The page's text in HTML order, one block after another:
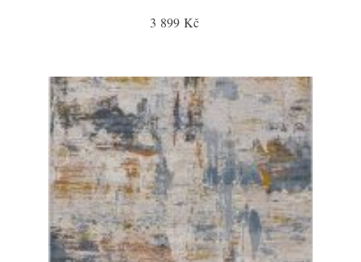
3 899 Kč